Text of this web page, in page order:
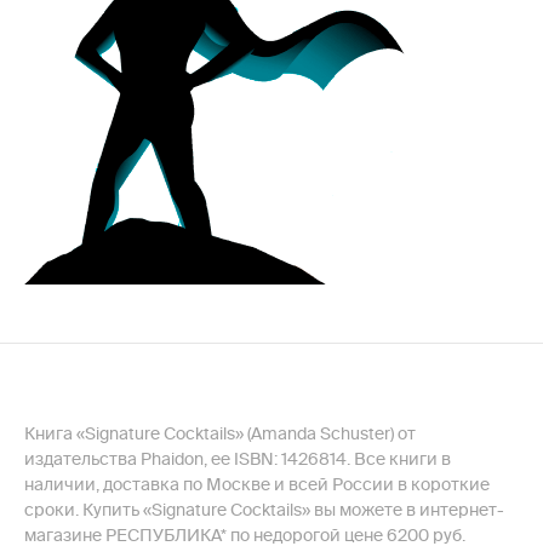
Книга «Signature Cocktails» (Amanda Schuster) от
издательства Phaidon, ее ISBN: 1426814. Все книги в
наличии, доставка по Москве и всей России в короткие
сроки. Купить «Signature Cocktails» вы можете в интернет-
магазине РЕСПУБЛИКА* по недорогой цене 6200 руб.